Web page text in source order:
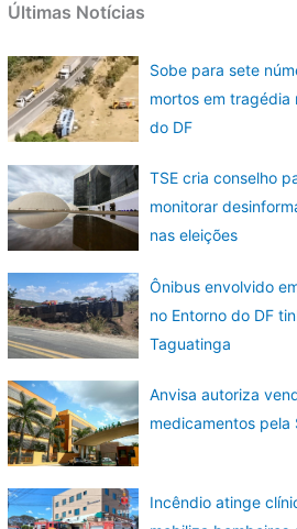
Últimas Notícias
Sobe para sete
mortos em tragédia
do DF
TSE cria conselho
monitorar
nas eleições
Ônibus envolvido
no Entorno do DF
Taguatinga
Anvisa autoriza
medicamentos pela
Incêndio atinge